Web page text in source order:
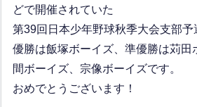
どで開催されていた
第39回日本少年野球秋季大会支部予
優勝は飯塚ボーイズ、準優勝は苅田
間ボーイズ、宗像ボーイズです。
おめでとうございます！